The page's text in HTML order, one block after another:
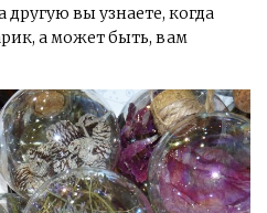
другую вы узнаете, когда
а может быть, вам